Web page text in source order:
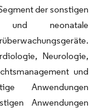
der sonstigen
und neonatale
Neurologie,
und
Anwendungen
Anwendungen